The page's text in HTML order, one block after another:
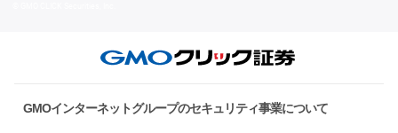
GMOインターネットグループのセキュリティ事業について